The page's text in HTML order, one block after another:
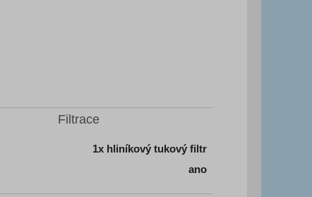
Filtrace
1x hliníkový tukový filtr
ano